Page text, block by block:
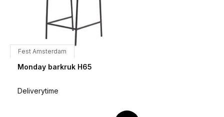
Fest Amsterdam
Monday barkruk H65
Deliverytime